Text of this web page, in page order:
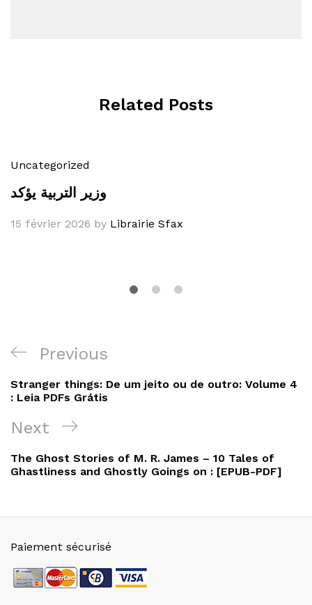
Related Posts
Uncategorized
وزير التربية يؤكد
15 février 2026 by Librairie Sfax
Navigation
de
l’article
Previous
Post
Previous
Stranger things: De um jeito ou de outro: Volume 4
: Leia PDFs Grátis
Next
Post
Next
The Ghost Stories of M. R. James – 10 Tales of
Ghastliness and Ghostly Goings on : [EPUB-PDF]
Paiement sécurisé